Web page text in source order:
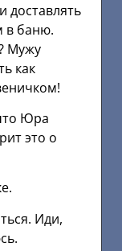
доставлять
в баню.
Мужу
как
Юра
это о
Иди,